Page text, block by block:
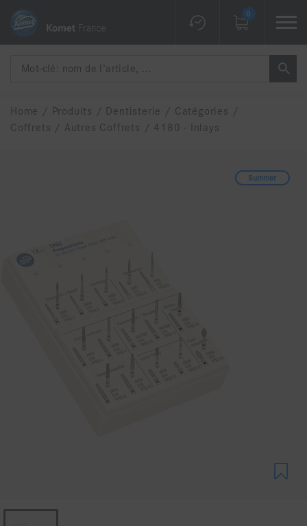
0
Home / Produits / Dentisterie / Catégories
/
Coffrets / Autres Coffrets / 4180 - Inlays
Summer